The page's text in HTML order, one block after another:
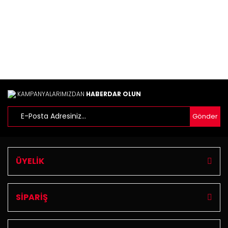
KAMPANYALARIMIZDAN HABERDAR OLUN
Gönder
ÜYELİK
SİPARİŞ